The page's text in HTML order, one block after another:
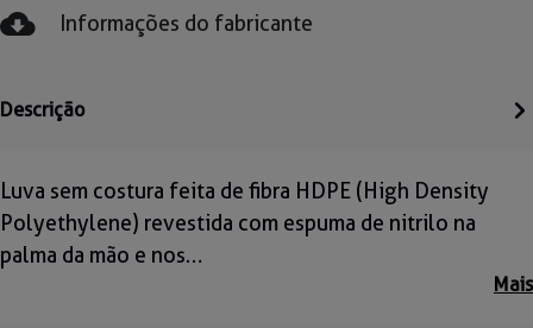
Informações do fabricante
Descrição
Luva sem costura feita de fibra HDPE (High Density
Polyethylene) revestida com espuma de nitrilo na
palma da mão e nos…
Mais